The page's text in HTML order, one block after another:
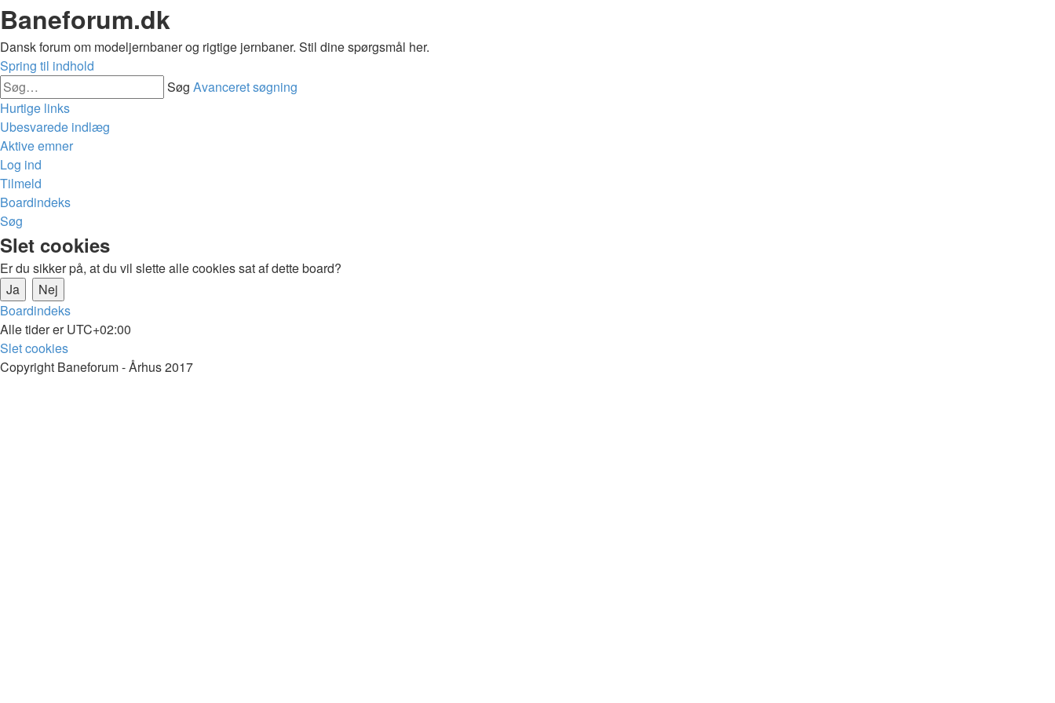
Baneforum.dk
Dansk forum om modeljernbaner og rigtige jernbaner. Stil dine spørgsmål her.
Spring til indhold
Søg Avanceret søgning
Hurtige links
Ubesvarede indlæg
Aktive emner
Log ind
Tilmeld
Boardindeks
Søg
Slet cookies
Er du sikker på, at du vil slette alle cookies sat af dette board?
Boardindeks
Alle tider erUTC+02:00
Slet cookies
Copyright Baneforum - Århus 2017